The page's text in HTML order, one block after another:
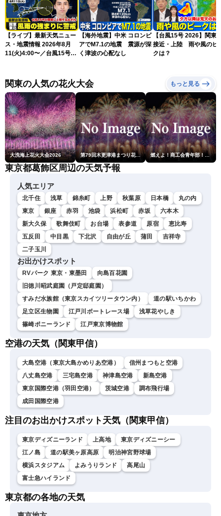
【ライブ】最新天気ニュー
ス・地震情報 2026年8月
11(火)4:00〜／台風15号が
グ・福吉貴文〉／H3ロケッ
ト「みちびき7号機」の打
上げ
【海外地震】中米 コロンビ
アでM7.1の地震 震源が深
く津波の心配なし
【台風15号 2026】関東
接近・上陸 雨や風のピ
クは？
関東の人気の花火大会 もっと見る
大洗海上花火大会2026 第79回木更津港まつり花火大会 燃えよ！商工会青年部！！第23回こうのす花火大会
東京都葛飾区周辺の天気予報
人気エリア
北千住 浅草 錦糸町 上野 秋葉原 日本橋
丸の内
東京
銀座 赤羽 池袋 浜松町 赤坂
六本木
新大久保
歌舞伎町 お台場 表参道 原宿
恵比寿
五反田
中目黒 下北沢 自由が丘 蒲田
吉祥寺
二子玉川
お出かけスポット
RVパーク 東京・東墨田
向島百花園
旧徳川昭武庭園（戸定邸庭園）
すみだ水族館（東京スカイツリータウン内）
道の駅いちかわ
足立区生物園
江戸川ボートレース場
浅草花やしき
篠崎ポニーランド
江戸東京博物館
空港の天気（関東甲信）
大島空港（東京大島かめりあ空港）
信州まつもと空港
八丈島空港
三宅島空港 神津島空港
新島空港
東京国際空港（羽田空港）
茨城空港
調布飛行場
成田国際空港
注目のお出かけスポット天気（関東甲信）
東京ディズニーランド 上高地
東京ディズニーシー
江ノ島
道の駅美ヶ原高原
明治神宮野球場
横浜スタジアム
よみうりランド
高尾山
富士急ハイランド
東京都の各地の天気